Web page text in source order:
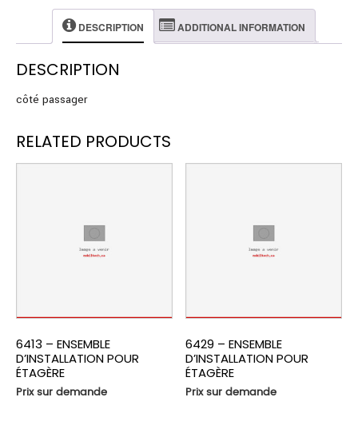
DESCRIPTION ADDITIONAL INFORMATION
DESCRIPTION
côté passager
RELATED PRODUCTS
6413 – ENSEMBLE
D’INSTALLATION POUR
ÉTAGÈRE
Prix sur demande
6429 – ENSEMBLE
D’INSTALLATION POUR
ÉTAGÈRE
Prix sur demande